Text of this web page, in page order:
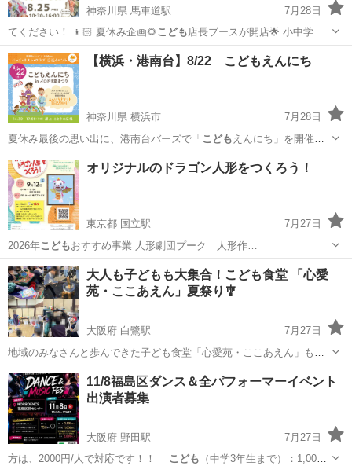
神奈川県 馬車道駅
7月28日
てください！ 👦🏻 夏休み企画🌻 こども店長ブースが開店🌟 小中学生
が自分の…
神奈川 横浜市 馬車道駅 フリーマーケット フォトブース
【横浜・港南台】8/22 こどもえんにち
神奈川県 横浜市
7月28日
夏休み最後の思い出に、港南台バーズで「 こども えんにち」を開催し
ます！ ✨アプ…
神奈川 横浜市 ワークショップ アプリ
オリジナルのドラゴン人形をつくろう！
東京都 国立駅
7月27日
2026年こどもおすすめ事業 人形劇団プーク 人形作…
東京 国立市 国立駅 ワークショップ オリジナル
大人も子どもも大集合！こども食堂 「心愛
苑・ここあえん」夏祭り🎐
大阪府 白鷺駅
7月27日
地域のみなさんと歩んできた子ども食堂「心愛苑・ここあえん」も今
年で4年目に入ります。 今回の子ども食堂・夏祭りは、あえて旧暦の
七夕（8月19日）に合わせたスペシャルな内容です！ 子どもたちやご
家族はもちろん、地域の大人の...
大阪 堺市 白鷺駅 地域/お祭り 子ども食堂
11/8福島区ダンス＆全パフォーマーイベント
出演者募集
大阪府 野田駅
7月27日
方は、2000円/人で対応です！！ こども （中学3年生まで）：1,000